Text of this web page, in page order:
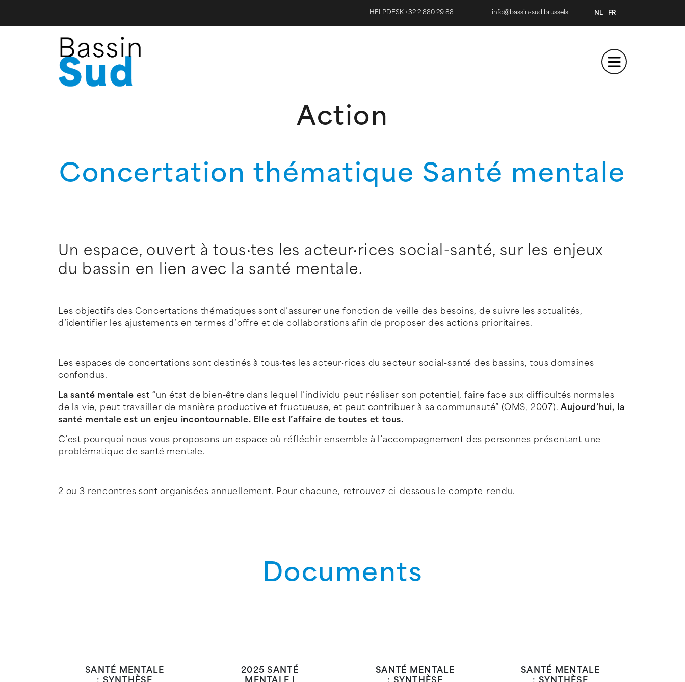
HELPDESK +32 2 880 29 88 info@bassin-sud.brussels NL FR
Action
Concertation thématique Santé mentale
Un espace, ouvert à tous·tes les acteur·rices social-santé, sur les enjeux
du bassin en lien avec la santé mentale.
Les objectifs des Concertations thématiques sont d’assurer une fonction de veille des besoins, de suivre les actualités,
d’identifier les ajustements en termes d’offre et de collaborations afin de proposer des actions prioritaires.
Les espaces de concertations sont destinés à tous·tes les acteur·rices du secteur social-santé des bassins, tous domaines
confondus.
La santé mentale est “un état de bien-être dans lequel l’individu peut réaliser son potentiel, faire face aux difficultés normales
de la vie, peut travailler de manière productive et fructueuse, et peut contribuer à sa communauté” (OMS, 2007).Aujourd’hui, la
santé mentale est un enjeu incontournable. Elle est l’affaire de toutes et tous.
C’est pourquoi nous vous proposons un espace où réfléchir ensemble à l’accompagnement des personnes présentant une
problématique de santé mentale.
2 ou 3 rencontres sont organisées annuellement. Pour chacune, retrouvez ci-dessous le compte-rendu.
Documents
SANTÉ MENTALE
2025 SANTÉ
SANTÉ MENTALE
SANTÉ MENTALE